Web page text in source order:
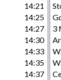
14:21
14:25
14:27
14:30
14:33
14:35
14:37
3